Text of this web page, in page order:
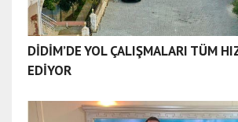
DİDİM’DE YOL ÇALIŞMALARI TÜM
EDİYOR